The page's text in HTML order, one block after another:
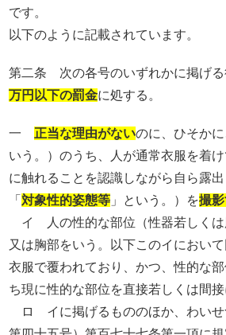
です。
以下のように記載されています。
第二条 次の各号のいずれかに掲げる
万円以下の罰金に処する。
一 正当な理由がないのに、ひそか
いう。）のうち、人が通常衣服を着
に触れることを認識しながら自ら露
「 対象性的姿態等 」という。）を撮
イ 人の性的な部位（性器若しくは
又は胸部をいう。以下このイにおい
衣服で覆われており、かつ、性的な
ち現に性的な部位を直接若しくは間
ロ イに掲げるもののほか、わいせ